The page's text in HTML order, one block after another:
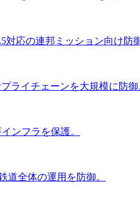
対応の連邦ミッション向け防御
ライチェーンを大規模に防御
ンフラを保護。
道全体の運用を防御。